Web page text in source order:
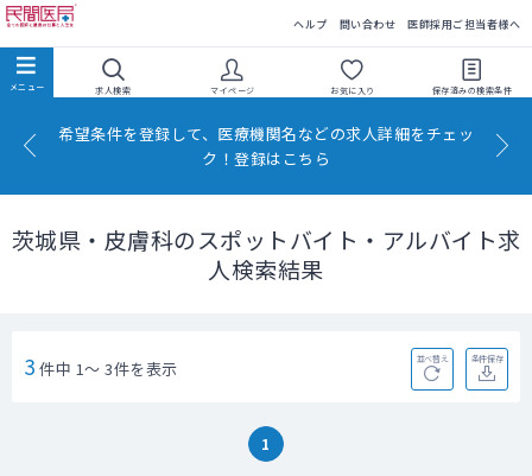
ヘルプ 問い合わせ 医師採用ご担当者様へ
求人検索 マイページ お気に入り 保存済みの検索条件
希望条件を登録して、医療機関名などの求人詳細をチェッ
ク！登録はこちら
茨城県・皮膚科のスポットバイト・アルバイト求
人検索結果
3 件中 1～ 3件を表示 並べ替え 条件保存
1